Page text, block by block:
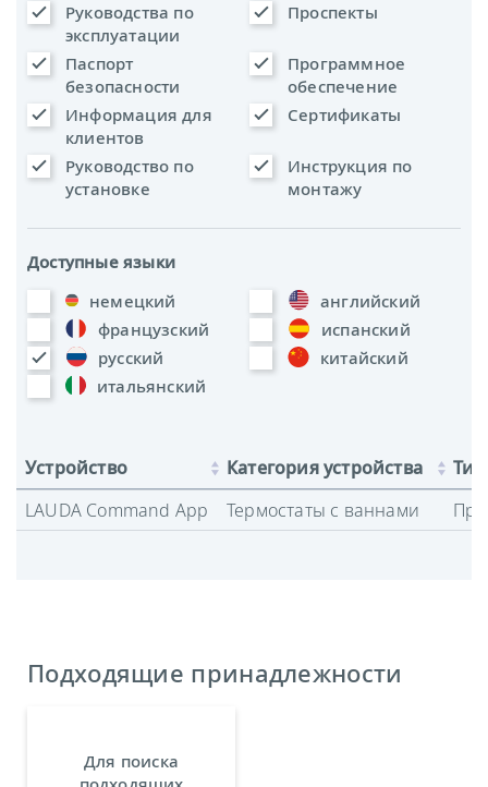
Руководства по
эксплуатации
Проспекты
Паспорт
безопасности
Программное
обеспечение
Информация для
клиентов
Сертификаты
Руководство по
установке
Инструкция по
монтажу
Доступные языки
немецкий
английский
французский
испанский
русский
китайский
итальянский
Устройство Категория устройства
LAUDA Command App
Термостаты с ваннами
Подходящие принадлежности
Для поиска